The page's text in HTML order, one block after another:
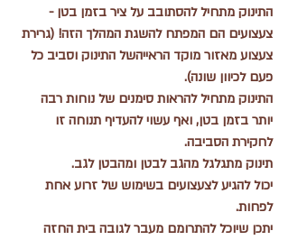
התינוק מתחיל להסתובב על ציר בזמן בטן -
צעצועים הם המפתח להשגת המהלך הזה! (גרירת
צעצוע מאזור מוקד הראייהשל התינוק וסביב כל
פעם לכיוון שונה).
התינוק מתחיל להראות סימנים של נוחות רבה
יותר בזמן בטן, ואף עשוי להעדיף תנוחה זו
לחקירת הסביבה.
תינוק מתגלגל מהגב לבטן ומהבטן לגב.
יכול להגיע לצעצועים בשימוש של זרוע אחת
לפחות.
יתכן שיוכל להתרומם מעבר לגובה בית החזה